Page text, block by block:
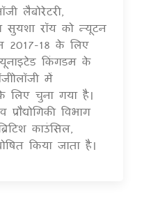
लैबोरेटरी,
सुयशा रॉय को न्यूटन
2017-18 के लिए
किंगडम के
में
लिए चुना गया है।
विभाग
काउंसिल,
किया जाता है।